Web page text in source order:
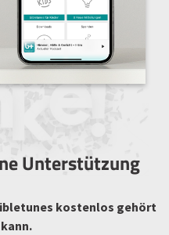
Unterstützung
kostenlos gehört